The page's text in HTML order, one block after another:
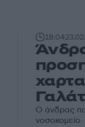
18:04
Ο άνδρας
νοσοκομείο